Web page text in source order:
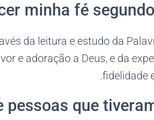
da leitura e estudo da
e adoração a Deus, e da
fidelidade
pessoas que